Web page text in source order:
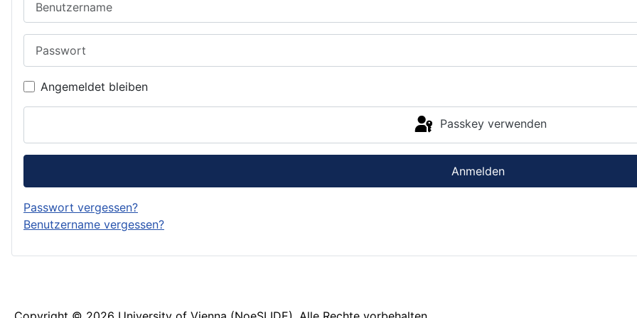
Angemeldet bleiben
Passkey verwenden
Anmelden
Passwort vergessen?
Benutzername vergessen?